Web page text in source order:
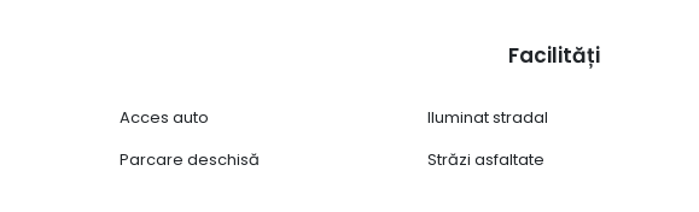
Facilități
Acces auto Iluminat stradal
Parcare deschisă
Străzi asfaltate